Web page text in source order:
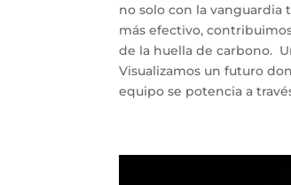
no solo con la
más efectivo,
de la huella de carbono.
Visualizamos un futuro
equipo se potencia a